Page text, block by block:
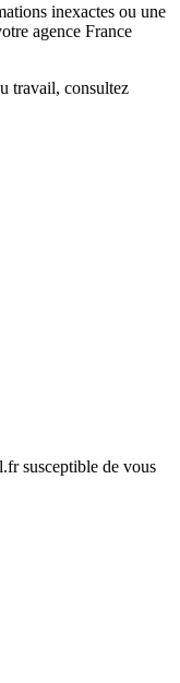
inexactes ou une
agence France
travail, consultez
susceptible de vous